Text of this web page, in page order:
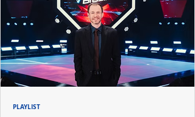
PLAYLIST